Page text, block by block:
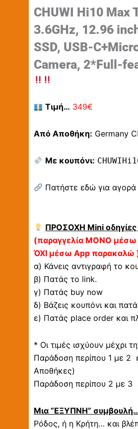
CHUWI Hi10 Max
3.6GHz, 12.96
SSD, USB-
Camera, 2*Full-
Τιμή… 349€
Από Αποθήκη: Germany
Με κουπόνι:
Πατήστε εδώ για
ΠΡΟΣΟΧΗ Mini οδηγίες
(παραγγελία ΜΟΝΟ μέσω
ΌΧΙ μέσω App παρακαλώ
α) Κάνεις αντιγραφή το
β) Πατάς το link.
γ) Πατάς buy now
δ) Βάζεις κουπόνι και
ε) Πατάς place order και
* Οι τιμές ισχύουν μέχρι
Παράδοση περίπου 1 με 2
Αποθήκες)
Παράδοση περίπου 2 με 3
Μια “ΕΞΥΠΝΗ”
Ρόδος, ή η Κρήτη… και